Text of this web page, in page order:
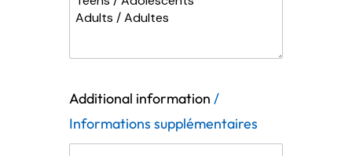
Additional information/
Informations supplémentaires